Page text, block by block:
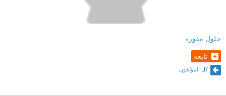
جلول مقورة
تابعه
كل المؤلفون